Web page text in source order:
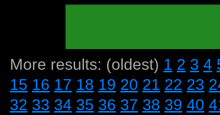
More results: (oldest) 1 2 3 4
15 16 17 18 19 20 21 22 23
32 33 34 35 36 37 38 39 40